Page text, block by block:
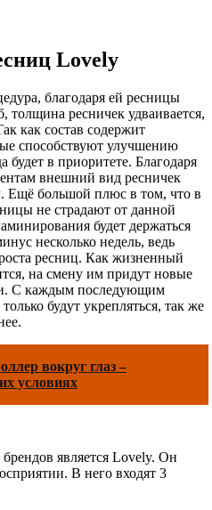
Lovely
благодаря ей ресницы
ресничек удваивается,
как состав содержит
способствуют улучшению
будет в приоритете. Благодаря
внешний вид ресничек
Ещё большой плюс в том, что в
не страдают от данной
будет держаться
несколько недель, ведь
ресниц. Как жизненный
на смену им придут новые
С каждым последующим
будут укрепляться, так же
вокруг глаз –
условиях
является Lovely. Он
В него входят 3